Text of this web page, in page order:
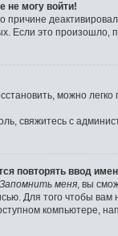
не могу войти!
причине
это произошло,
можно
свяжитесь с
повторять ввод
Запомнить меня , вы
Для того чтобы
компьютере,